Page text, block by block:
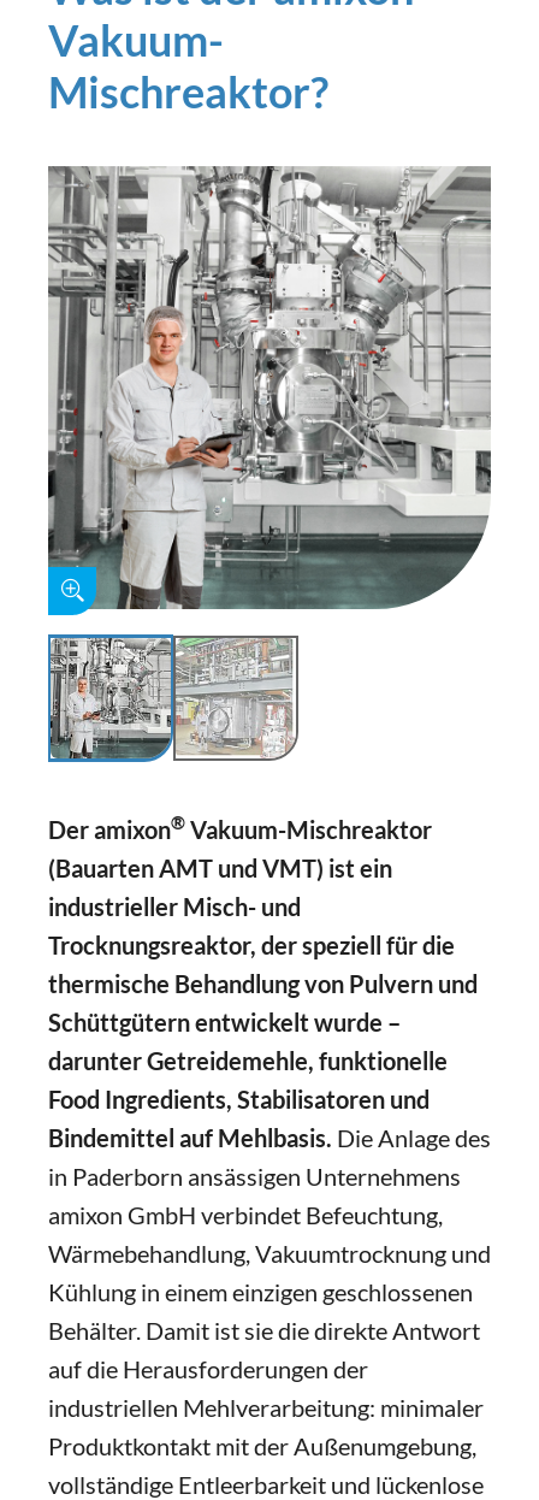
Vakuum-
Mischreaktor?
Der amixon® Vakuum-Mischreaktor
(Bauarten AMT und VMT) ist ein
industrieller Misch- und
Trocknungsreaktor, der speziell für die
thermische Behandlung von Pulvern und
Schüttgütern entwickelt wurde –
darunter Getreidemehle, funktionelle
Food Ingredients, Stabilisatoren und
Bindemittel auf Mehlbasis. Die Anlage des
in Paderborn ansässigen Unternehmens
amixon GmbH verbindet Befeuchtung,
Wärmebehandlung, Vakuumtrocknung und
Kühlung in einem einzigen geschlossenen
Behälter. Damit ist sie die direkte Antwort
auf die Herausforderungen der
industriellen Mehlverarbeitung: minimaler
Produktkontakt mit der Außenumgebung,
vollständige Entleerbarkeit und lückenlose